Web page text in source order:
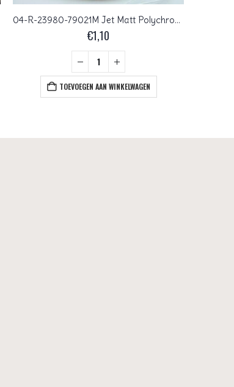
04-R-23980-79021M Jet Matt Polychrome Purple120 Pc.
€1,10
TOEVOEGEN AAN WINKELWAGEN